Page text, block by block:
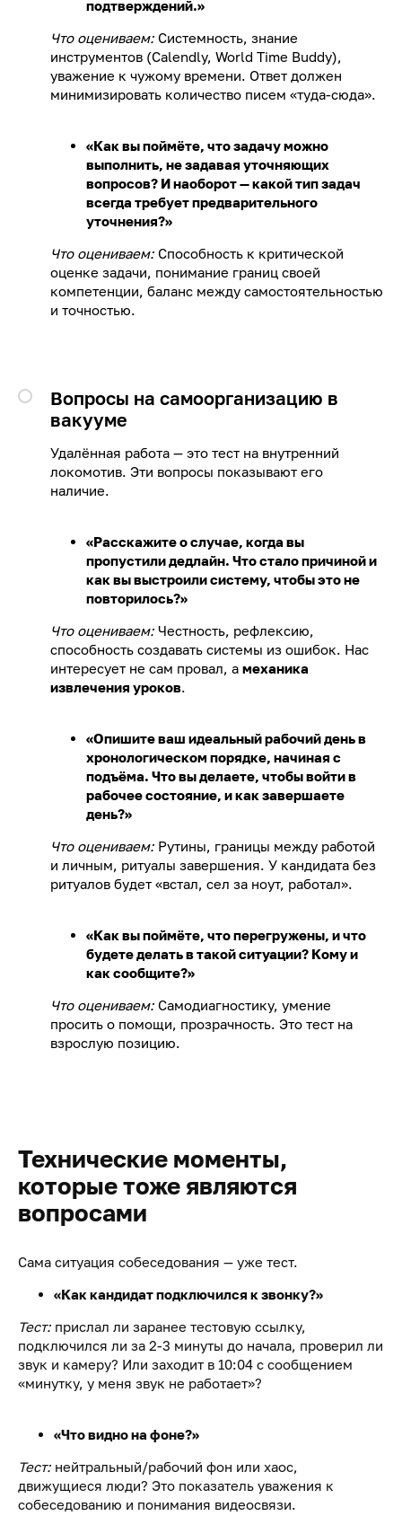
подтверждений.»
Что оцениваем: Системность, знание
инструментов (Calendly, World Time Buddy),
уважение к чужому времени. Ответ должен
минимизировать количество писем «туда-сюда».
«Как вы поймёте, что задачу можно
выполнить, не задавая уточняющих
вопросов? И наоборот — какой тип задач
всегда требует предварительного
уточнения?»
Что оцениваем: Способность к критической
оценке задачи, понимание границ своей
компетенции, баланс между самостоятельностью
и точностью.
Вопросы на самоорганизацию в
вакууме
Удалённая работа — это тест на внутренний
локомотив. Эти вопросы показывают его
наличие.
«Расскажите о случае, когда вы
пропустили дедлайн. Что стало причиной и
как вы выстроили систему, чтобы это не
повторилось?»
Что оцениваем: Честность, рефлексию,
способность создавать системы из ошибок. Нас
интересует не сам провал, а механика
извлечения уроков.
«Опишите ваш идеальный рабочий день в
хронологическом порядке, начиная с
подъёма. Что вы делаете, чтобы войти в
рабочее состояние, и как завершаете
день?»
Что оцениваем: Рутины, границы между работой
и личным, ритуалы завершения. У кандидата без
ритуалов будет «встал, сел за ноут, работал».
«Как вы поймёте, что перегружены, и что
будете делать в такой ситуации? Кому и
как сообщите?»
Что оцениваем: Самодиагностику, умение
просить о помощи, прозрачность. Это тест на
взрослую позицию.
Технические моменты,
которые тоже являются
вопросами
Сама ситуация собеседования — уже тест.
«Как кандидат подключился к звонку?»
Тест: прислал ли заранее тестовую ссылку,
подключился ли за 2-3 минуты до начала, проверил ли
звук и камеру? Или заходит в 10:04 с сообщением
«минутку, у меня звук не работает»?
«Что видно на фоне?»
Тест: нейтральный/рабочий фон или хаос,
движущиеся люди? Это показатель уважения к
собеседованию и понимания видеосвязи.